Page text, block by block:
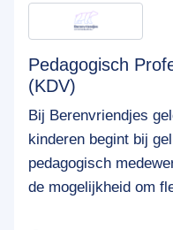
Pedagogisch
(KDV)
Bij Berenvriendjes
kinderen begint bij
pedagogisch
de mogelijkheid om